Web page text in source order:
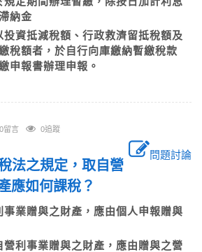
納金
資抵減稅額、行政救濟留抵稅額及
稅額者，於自行向庫繳納暫繳稅款
申報書辦理申報。
0留言 0追蹤
問題討論
法之規定，取自營
應如何課稅？
業贈與之財產，應由個人申報贈與
利事業贈與之財產，應由贈與之營